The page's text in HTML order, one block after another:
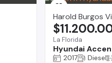
Harold Burgos
La Florida
Hyundai
2017 Diesel